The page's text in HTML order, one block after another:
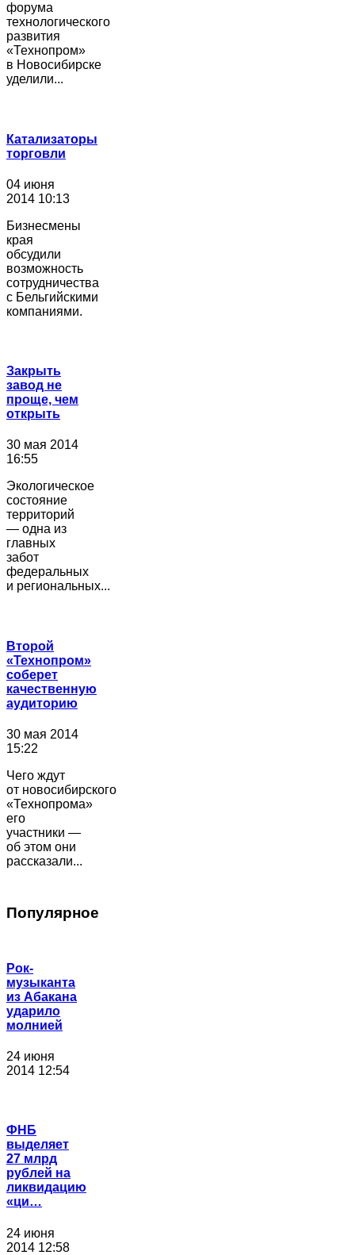
форума
технологического
развития
«Технопром»
в Новосибирске
уделили...
Катализаторы
торговли
04 июня
2014 10:13
Бизнесмены
края
обсудили
возможность
сотрудничества
с Бельгийскими
компаниями.
Закрыть
завод не
проще, чем
открыть
30 мая 2014
16:55
Экологическое
состояние
территорий
— одна из
главных
забот
федеральных
и региональных...
Второй
«Технопром»
соберет
качественную
аудиторию
30 мая 2014
15:22
Чего ждут
от новосибирского
«Технопрома»
его
участники —
об этом они
рассказали...
Популярное
Рок-
музыканта
из Абакана
ударило
молнией
24 июня
2014 12:54
ФНБ
выделяет
27 млрд
рублей на
ликвидацию
«ци…
24 июня
2014 12:58